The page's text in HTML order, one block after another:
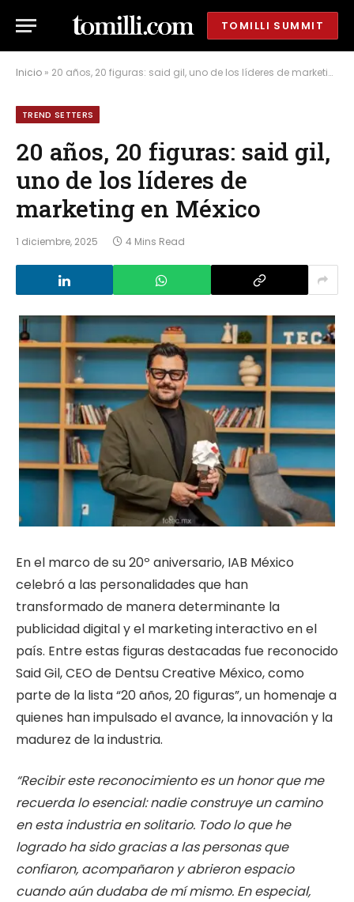
TOMILLI SUMMIT
Inicio » 20 años, 20 figuras: said gil, uno de los líderes de marketing en México
TREND SETTERS
20 años, 20 figuras: said gil,
uno de los líderes de
marketing en México
1 diciembre, 2025 4 Mins Read
En el marco de su 20º aniversario, IAB México
celebró a las personalidades que han
transformado de manera determinante la
publicidad digital y el marketing interactivo en el
país. Entre estas figuras destacadas fue reconocido
Said Gil, CEO de Dentsu Creative México, como
parte de la lista “20 años, 20 figuras”, un homenaje a
quienes han impulsado el avance, la innovación y la
madurez de la industria.
“Recibir este reconocimiento es un honor que me
recuerda lo esencial: nadie construye un camino
en esta industria en solitario. Todo lo que he
logrado ha sido gracias a las personas que
confiaron, acompañaron y abrieron espacio
cuando aún dudaba de mí mismo. En especial,